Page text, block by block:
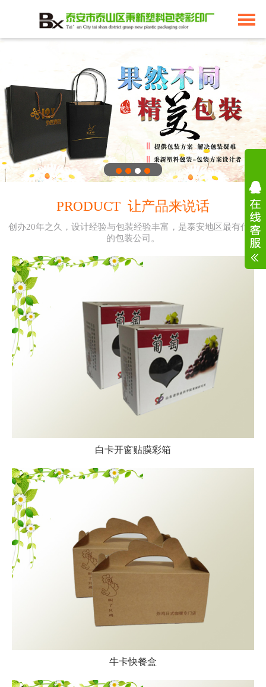
PRODUCT 让产品来说话
创办20年之久，设计经验与包装经验丰富，是泰安地区最有代表
的包装公司。
白卡开窗贴膜彩箱
牛卡快餐盒